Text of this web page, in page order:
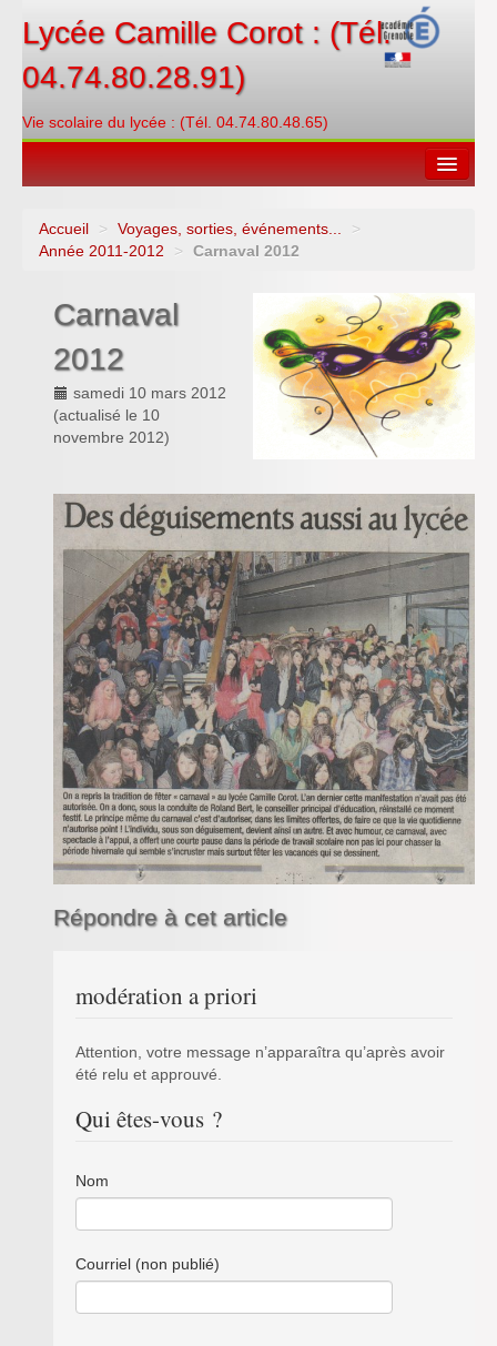
Lycée Camille Corot : (Tél.
04.74.80.28.91)
Vie scolaire du lycée : (Tél. 04.74.80.48.65)
Espace restauration
Créditer/Réserver
Inforizon
Esidoc
Arena Grenoble
Accueil > Voyages, sorties, événements...
>
Année 2011-2012
> Carnaval 2012
Carnaval
2012
samedi 10 mars 2012
(actualisé le 10
novembre 2012)
Répondre à cet article
modération a priori
Attention, votre message n’apparaîtra qu’après avoir
été relu et approuvé.
Qui êtes-vous ?
Nom
Courriel (non publié)